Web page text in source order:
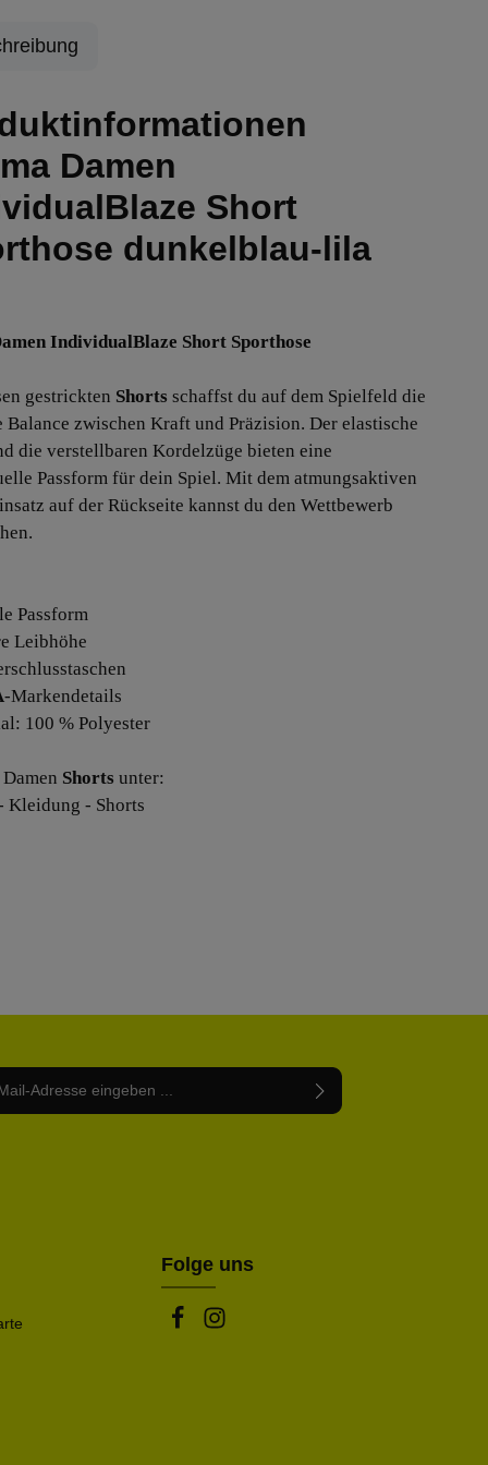
Damen
Short
dunkelblau-lila
IndividualBlaze Short Sporthose
gestrickten Shorts schaffst du auf dem Spielfeld die
Balance zwischen Kraft und Präzision. Der elastische
die verstellbaren Kordelzüge bieten eine
Passform für dein Spiel. Mit dem atmungsaktiven
auf der Rückseite kannst du den Wettbewerb
Passform
Leibhöhe
-Markendetails
100 % Polyester
Shorts unter:
Kleidung - Shorts
Folge uns